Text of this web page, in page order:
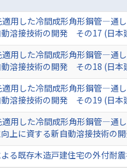
適用した冷間成形角形鋼管―通
溶接技術の開発 その17 (日本
適用した冷間成形角形鋼管―通
溶接技術の開発 その18 (日本
適用した冷間成形角形鋼管―通
溶接技術の開発 その19 (日本
適用した冷間成形角形鋼管―通
上に資する新自動溶接技術の
る既存木造戸建住宅の外付耐